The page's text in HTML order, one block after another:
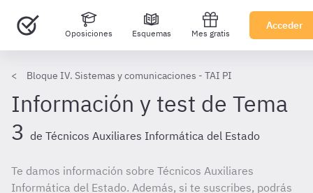
Oposiciones Esquemas Mes gratis
Acceder
Bloque IV. Sistemas y comunicaciones - TAI PI
Información y test de Tema
3 de Técnicos Auxiliares Informática del Estado
Te damos información sobre Técnicos Auxiliares
Informática del Estado. Además, si te suscribes, podrás